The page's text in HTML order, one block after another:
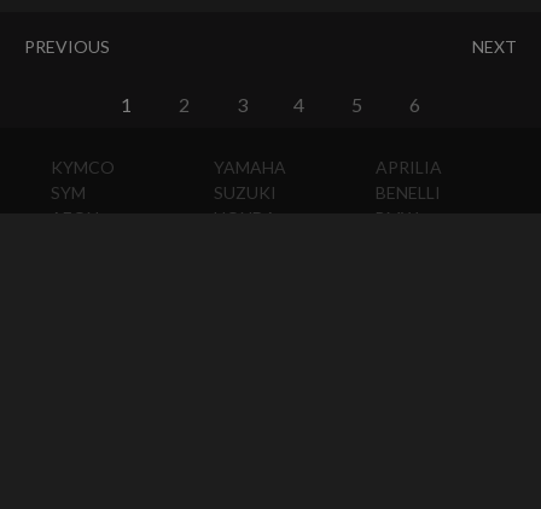
PREVIOUS NEXT
1 2 3 4 5 6
KYMCO
SYM
AEON
YAMAHA
SUZUKI
HONDA
APRILIA
BENELLI
BMW